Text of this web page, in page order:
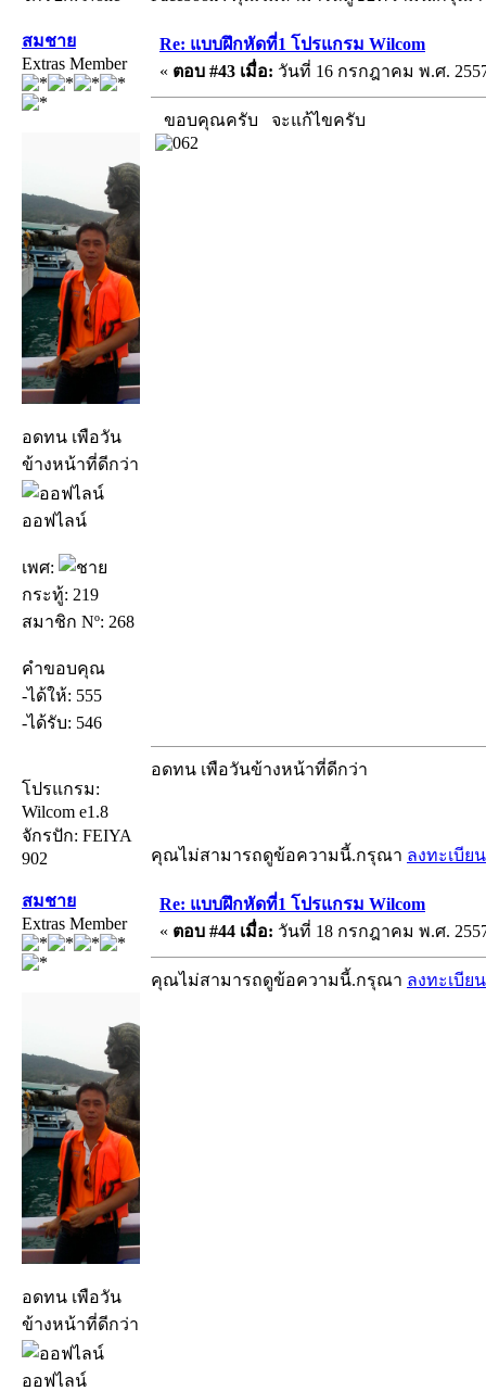
สมชาย
Extras Member
อดทน เพือวัน
ข้างหน้าที่ดีกว่า
ออฟไลน์
เพศ:
กระทู้: 219
สมาชิก Nº: 268
คำขอบคุณ
-ได้ให้: 555
-ได้รับ: 546
โปรแกรม:
Wilcom e1.8
จักรปัก: FEIYA
902
Re: แบบฝึกหัดที่1 โปรแกรม Wilcom
« ตอบ #43 เมื่อ: วันที่ 16 กรกฎาคม พ.ศ.
ขอบคุณครับ จะแก้ไขครับ
อดทน เพือวันข้างหน้าที่ดีกว่า
คุณไม่สามารถดูข้อความนี้.กรุณา ลงทะเบียน
สมชาย
Extras Member
อดทน เพือวัน
ข้างหน้าที่ดีกว่า
ออฟไลน์
Re: แบบฝึกหัดที่1 โปรแกรม Wilcom
« ตอบ #44 เมื่อ: วันที่ 18 กรกฎาคม พ.ศ.
คุณไม่สามารถดูข้อความนี้.กรุณา ลงทะเบียน